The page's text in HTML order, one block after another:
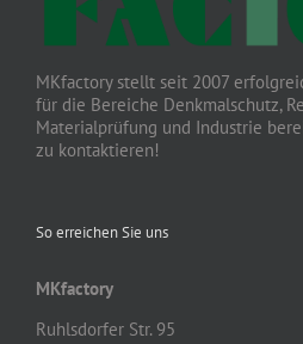
MKfactory stellt seit 2007
für die Bereiche Denkmalschutz,
Materialprüfung und Industrie
zu kontaktieren!
So erreichen Sie uns
MKfactory
Ruhlsdorfer Str. 95